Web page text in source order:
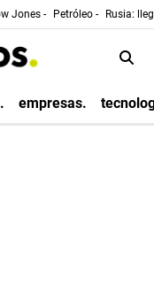
Jones - Petróleo - Rusia:
empresas.